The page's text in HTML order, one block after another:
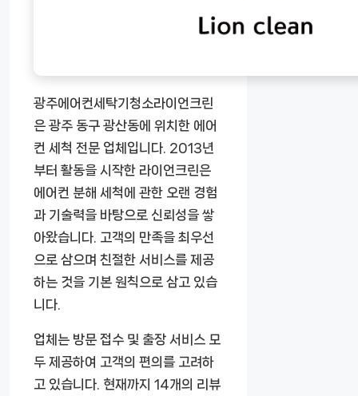
광주에어컨세탁기청소라이언크린
은 광주 동구 광산동에 위치한 에어
컨 세척 전문 업체입니다. 2013년
부터 활동을 시작한 라이언크린은
에어컨 분해 세척에 관한 오랜 경험
과 기술력을 바탕으로 신뢰성을 쌓
아왔습니다. 고객의 만족을 최우선
으로 삼으며 친절한 서비스를 제공
하는 것을 기본 원칙으로 삼고 있습
니다.
업체는 방문 접수 및 출장 서비스 모
두 제공하여 고객의 편의를 고려하
고 있습니다. 현재까지 14개의 리뷰